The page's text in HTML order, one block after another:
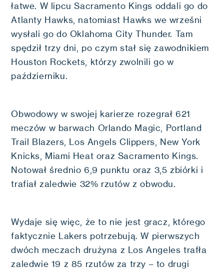
łatwe. W lipcu Sacramento Kings oddali go do
Atlanty Hawks, natomiast Hawks we wrześni
wysłali go do Oklahoma City Thunder. Tam
spędził trzy dni, po czym stał się zawodnikiem
Houston Rockets, którzy zwolnili go w
październiku.
Obwodowy w swojej karierze rozegrał 621
meczów w barwach Orlando Magic, Portland
Trail Blazers, Los Angels Clippers, New York
Knicks, Miami Heat oraz Sacramento Kings.
Notował średnio 6,9 punktu oraz 3,5 zbiórki i
trafiał zaledwie 32% rzutów z obwodu.
Wydaje się więc, że to nie jest gracz, którego
faktycznie Lakers potrzebują. W pierwszych
dwóch meczach drużyna z Los Angeles trafła
zaledwie 19 z 85 rzutów za trzy – to drugi